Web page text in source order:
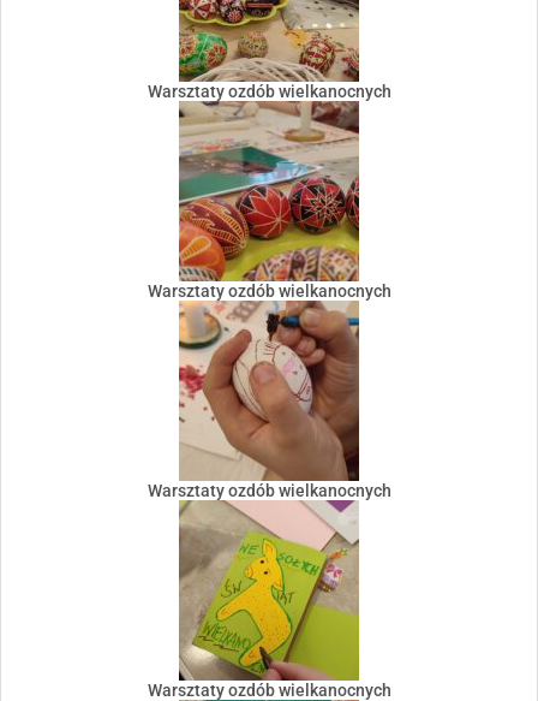
Warsztaty ozdób wielkanocnych
Warsztaty ozdób wielkanocnych
Warsztaty ozdób wielkanocnych
Warsztaty ozdób wielkanocnych